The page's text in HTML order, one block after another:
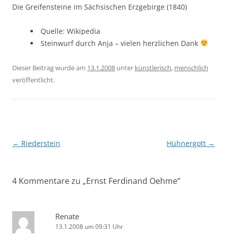
Die Greifensteine im Sächsischen Erzgebirge (1840)
Quelle: Wikipedia
Steinwurf durch Anja – vielen herzlichen Dank
Dieser Beitrag wurde am 13.1.2008 unter künstlerisch, menschlich
veröffentlicht.
Beitragsnavigation
← Riederstein Hühnergott →
4 Kommentare zu „Ernst Ferdinand Oehme“
Renate
13.1.2008 um 09:31 Uhr